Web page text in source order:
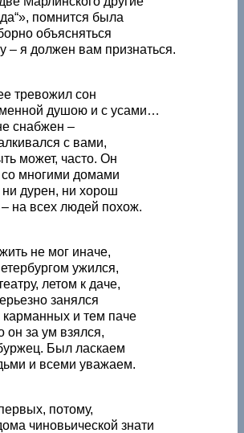
помнится была
объясняться
– я должен вам признаться.
тревожил сон
душою и с усами…
снабжен –
с вами,
может, часто. Он
со многими домами
дурен, ни хорош
на всех людей похож.
не мог иначе,
ужился,
летом к даче,
занялся
карманных и тем паче
за ум взялся,
Был ласкаем
и всеми уважаем.
потому,
чиновьической знати